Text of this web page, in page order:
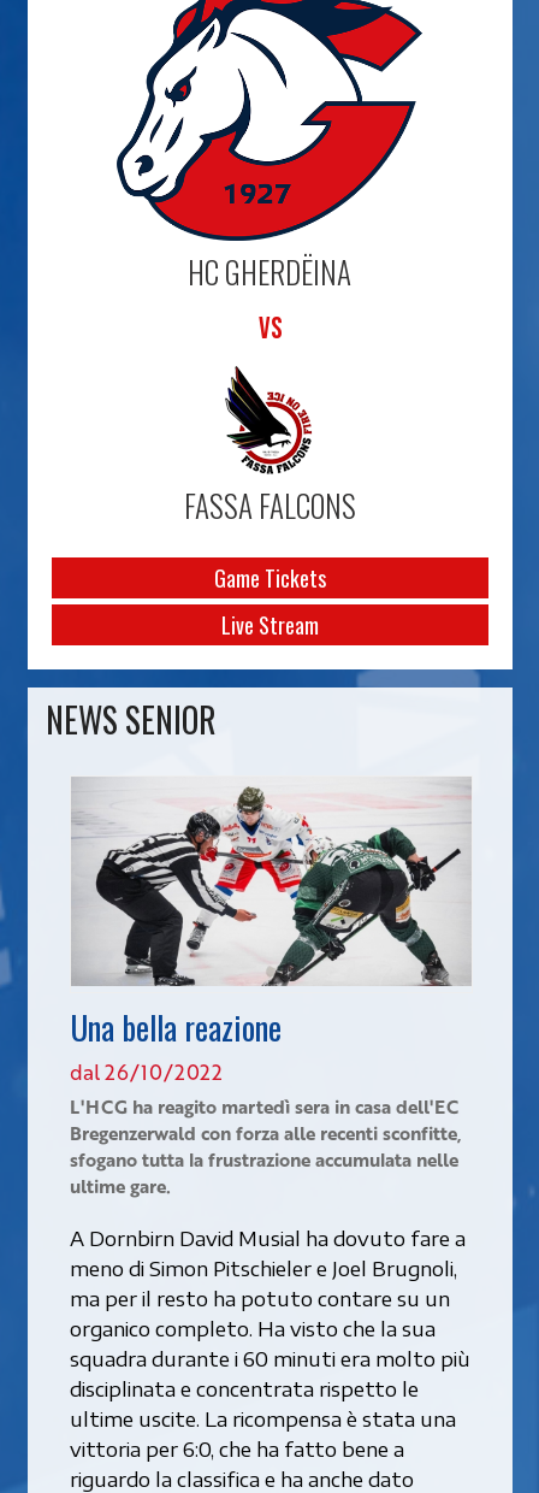
HC GHERDËINA
VS
FASSA FALCONS
Game Tickets
Live Stream
NEWS SENIOR
Una bella reazione
dal 26/10/2022
L'HCG ha reagito martedì sera in casa dell'EC
Bregenzerwald con forza alle recenti sconfitte,
sfogano tutta la frustrazione accumulata nelle
ultime gare.
A Dornbirn David Musial ha dovuto fare a
meno di Simon Pitschieler e Joel Brugnoli,
ma per il resto ha potuto contare su un
organico completo. Ha visto che la sua
squadra durante i 60 minuti era molto più
disciplinata e concentrata rispetto le
ultime uscite. La ricompensa è stata una
vittoria per 6:0, che ha fatto bene a
riguardo la classifica e ha anche dato